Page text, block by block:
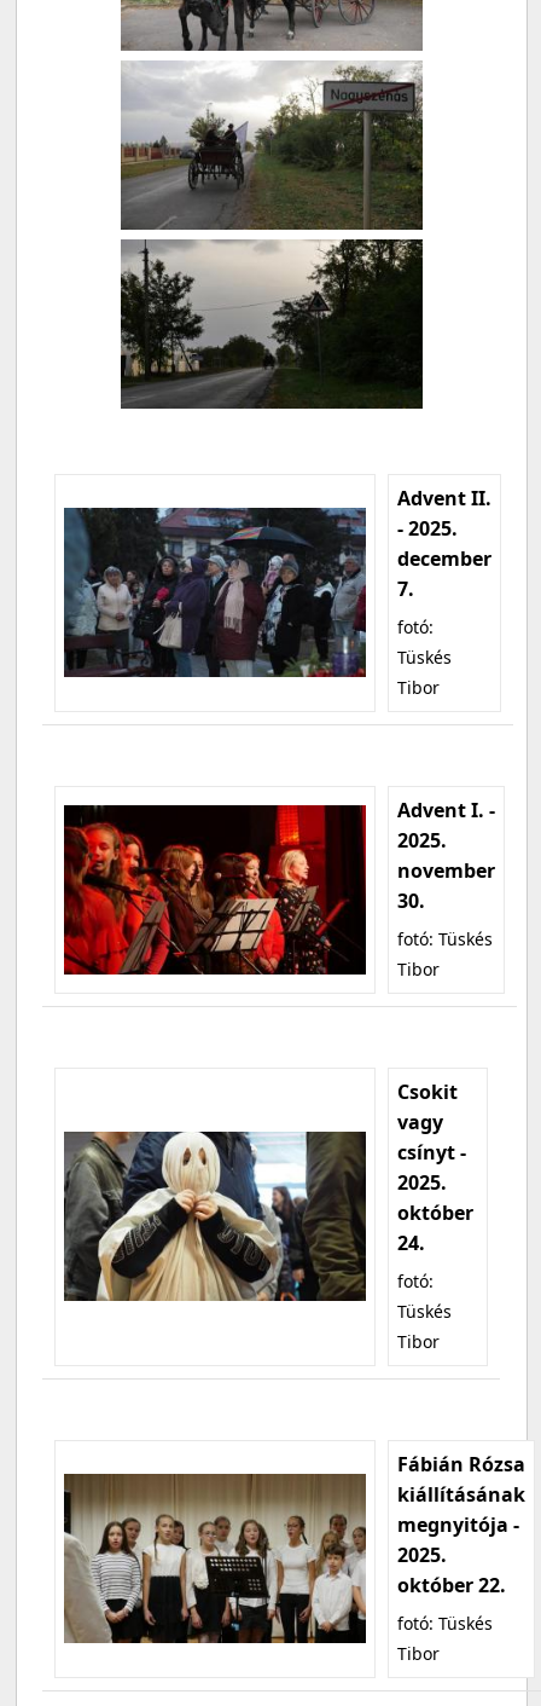
Advent II.
- 2025.
december
7.
fotó:
Tüskés
Tibor
Advent I. -
2025.
november
30.
fotó: Tüskés
Tibor
Csokit
vagy
csínyt -
2025.
október
24.
fotó:
Tüskés
Tibor
Fábián Rózsa
kiállításának
megnyitója -
2025.
október 22.
fotó: Tüskés
Tibor